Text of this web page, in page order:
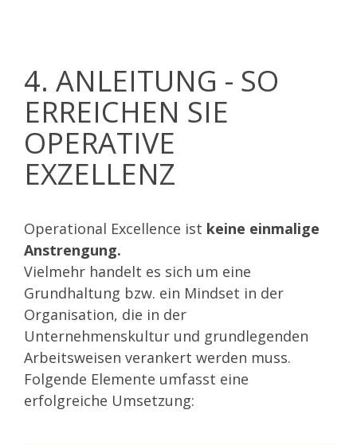
4. ANLEITUNG - SO
ERREICHEN SIE
OPERATIVE
EXZELLENZ
Operational Excellence ist keine einmalige
Anstrengung.
Vielmehr handelt es sich um eine
Grundhaltung bzw. ein Mindset in der
Organisation, die in der
Unternehmenskultur und grundlegenden
Arbeitsweisen verankert werden muss.
Folgende Elemente umfasst eine
erfolgreiche Umsetzung: